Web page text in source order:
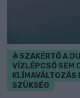
SZAKÉRTŐ A
VÍZLÉPCSŐ SEM
KLÍMAVÁLTOZÁS
SZÜKSÉG